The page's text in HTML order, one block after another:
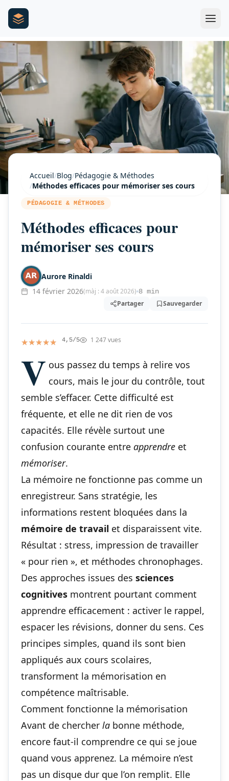
Accueil/Blog/Pédagogie & Méthodes
/Méthodes efficaces pour mémoriser ses cours
PÉDAGOGIE & MÉTHODES
Méthodes efficaces pour
mémoriser ses cours
Aurore Rinaldi
14 février 2026(màj : 4 août 2026) 8 min
Partager Sauvegarder
★★★★★
★★★★★ 4,5/5 1 247 vues
V ous passez du temps à relire vos
cours, mais le jour du contrôle, tout
semble s’effacer. Cette difficulté est
fréquente, et elle ne dit rien de vos
capacités. Elle révèle surtout une
confusion courante entre apprendre et
mémoriser.
La mémoire ne fonctionne pas comme un
enregistreur. Sans stratégie, les
informations restent bloquées dans la
mémoire de travail et disparaissent vite.
Résultat : stress, impression de travailler
« pour rien », et méthodes chronophages.
Des approches issues des sciences
cognitives montrent pourtant comment
apprendre efficacement : activer le rappel,
espacer les révisions, donner du sens. Ces
principes simples, quand ils sont bien
appliqués aux cours scolaires,
transforment la mémorisation en
compétence maîtrisable.
Comment fonctionne la mémorisation
Avant de chercher la bonne méthode,
encore faut-il comprendre ce qui se joue
quand vous apprenez. La mémoire n’est
pas un disque dur que l’on remplit. Elle